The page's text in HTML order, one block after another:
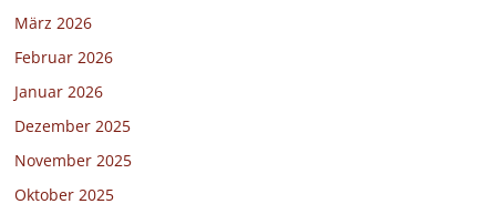
März 2026
Februar 2026
Januar 2026
Dezember 2025
November 2025
Oktober 2025